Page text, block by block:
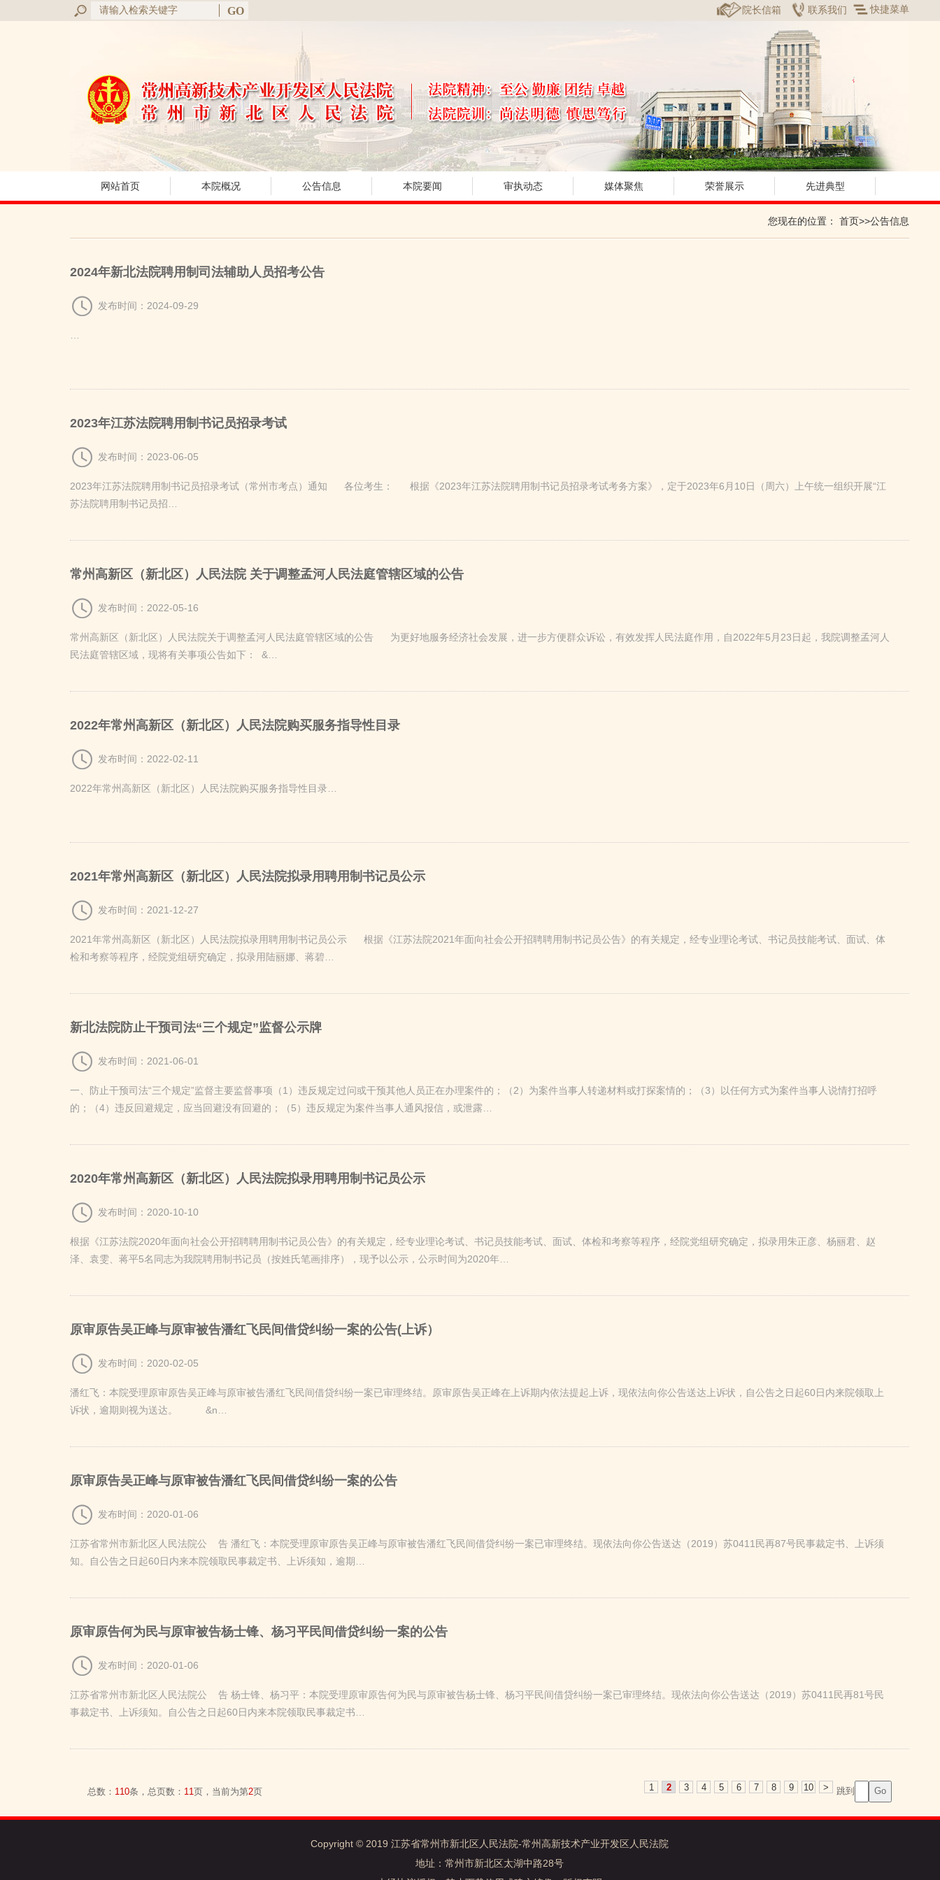
院长信箱 联系我们 快捷菜单
常州市新北区
网站首页 本院概况 公告信息 本院要闻 审执动态 媒体聚焦 荣誉展示 先进典型
您现在的位置： 首页>>公告信息
2024年新北法院聘用制司法辅助人员招考公告
发布时间：2024-09-29
2023年江苏法院聘用制书记员招录考试
发布时间：2023-06-05
2023年江苏法院聘用制书记员招录考试（常州市考点）通知 各位考生： 根据《2023年江苏法院聘用制书记员招录考试考务方案》，定于2023年6月10日（周六）上午统一组织开展“江
苏法院聘用制书记员招…
常州高新区（新北区）人民法院 关于调整孟河人民法庭管辖区域的公告
发布时间：2022-05-16
常州高新区（新北区）人民法院关于调整孟河人民法庭管辖区域的公告 为更好地服务经济社会发展，进一步方便群众诉讼，有效发挥人民法庭作用，自2022年5月23日起，我院调整孟河人
民法庭管辖区域，现将有关事项公告如下： &…
2022年常州高新区（新北区）人民法院购买服务指导性目录
发布时间：2022-02-11
2022年常州高新区（新北区）人民法院购买服务指导性目录…
2021年常州高新区（新北区）人民法院拟录用聘用制书记员公示
发布时间：2021-12-27
2021年常州高新区（新北区）人民法院拟录用聘用制书记员公示 根据《江苏法院2021年面向社会公开招聘聘用制书记员公告》的有关规定，经专业理论考试、书记员技能考试、面试、体
检和考察等程序，经院党组研究确定，拟录用陆丽娜、蒋碧…
新北法院防止干预司法“三个规定”监督公示牌
发布时间：2021-06-01
一、防止干预司法“三个规定”监督主要监督事项（1）违反规定过问或干预其他人员正在办理案件的；（2）为案件当事人转递材料或打探案情的；（3）以任何方式为案件当事人说情打招呼
的；（4）违反回避规定，应当回避没有回避的；（5）违反规定为案件当事人通风报信，或泄露…
2020年常州高新区（新北区）人民法院拟录用聘用制书记员公示
发布时间：2020-10-10
根据《江苏法院2020年面向社会公开招聘聘用制书记员公告》的有关规定，经专业理论考试、书记员技能考试、面试、体检和考察等程序，经院党组研究确定，拟录用朱正彦、杨丽君、赵
泽、袁雯、蒋平5名同志为我院聘用制书记员（按姓氏笔画排序），现予以公示，公示时间为2020年…
原审原告吴正峰与原审被告潘红飞民间借贷纠纷一案的公告(上诉）
发布时间：2020-02-05
潘红飞：本院受理原审原告吴正峰与原审被告潘红飞民间借贷纠纷一案已审理终结。原审原告吴正峰在上诉期内依法提起上诉，现依法向你公告送达上诉状，自公告之日起60日内来院领取上
诉状，逾期则视为送达。 &n…
原审原告吴正峰与原审被告潘红飞民间借贷纠纷一案的公告
发布时间：2020-01-06
江苏省常州市新北区人民法院公 告 潘红飞：本院受理原审原告吴正峰与原审被告潘红飞民间借贷纠纷一案已审理终结。现依法向你公告送达（2019）苏0411民再87号民事裁定书、上诉须
知。自公告之日起60日内来本院领取民事裁定书、上诉须知，逾期…
原审原告何为民与原审被告杨士锋、杨习平民间借贷纠纷一案的公告
发布时间：2020-01-06
江苏省常州市新北区人民法院公 告 杨士锋、杨习平：本院受理原审原告何为民与原审被告杨士锋、杨习平民间借贷纠纷一案已审理终结。现依法向你公告送达（2019）苏0411民再81号民
事裁定书、上诉须知。自公告之日起60日内来本院领取民事裁定书…
总数： 110条，总页数： 11页，当前为第2页 1 2 3 4 5 6 7 8 9 10 > 跳到
Copyright © 2019 江苏省常州市新北区人民法院-常州高新技术产业开发区人民法院
地址：常州市新北区太湖中路28号